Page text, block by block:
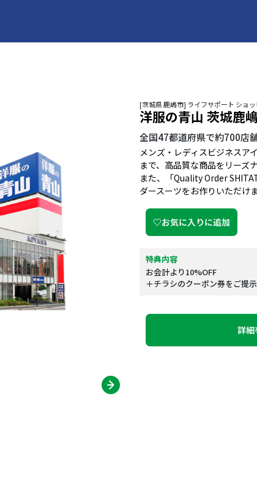
[茨城県 鹿嶋市] ライフサポート ショ
洋服の青山 茨城鹿
全国47都道府県で約700店
メンズ・レディスビジネスア
まで、高品質な商品をリーズ
また、「Quality Order
ダースーツをお作りいただけま
♡お気に入りに追加
特典内容
お会計より10%OFF
＋チラシのクーポン券をご提
詳細